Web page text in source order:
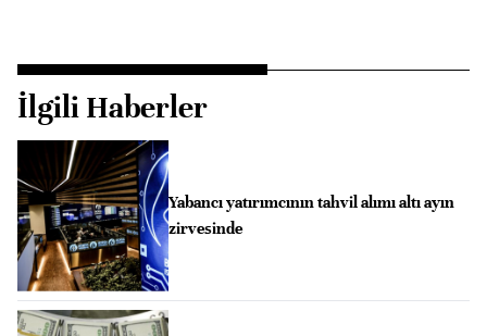
İlgili Haberler
Yabancı yatırımcının tahvil alımı altı ayın
zirvesinde